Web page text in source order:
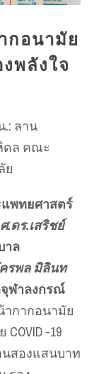
กอนามัย
พลังใจ
.: ลาน
ดล คณะ
ย
ทยศาสตร์
ศ.ดร.เสริชย์
าล
รพล มิลินท
ฬาลงกรณ์
กากอนามัย
-19
นสองแสนบาท